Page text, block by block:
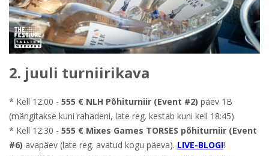
2. juuli turniirikava
* Kell 12:00 - 555 € NLH Põhiturniir (Event #2) päev 1B
(mängitakse kuni rahadeni, late reg. kestab kuni kell 18:45)
* Kell 12:30 - 555 € Mixes Games TORSES põhiturniir (Event
#6) avapäev (late reg. avatud kogu päeva). LIVE-BLOGI!